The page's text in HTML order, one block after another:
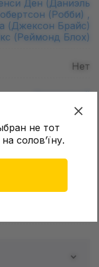
не тот
соловʼїну.
Ден (Даниэль
(Робби) ,
(Джексон Брайс)
(Реймонд Блох)
Нет
Украинский